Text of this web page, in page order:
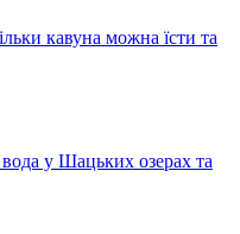
кавуна можна їсти та
вода у Шацьких озерах та